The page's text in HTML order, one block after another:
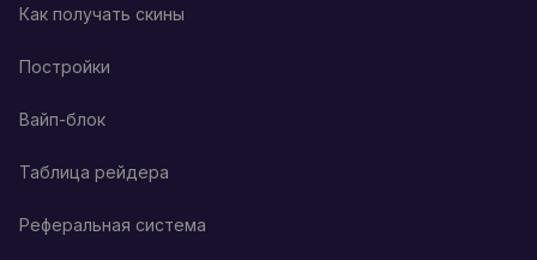
Как получать скины
Постройки
Вайп-блок
Таблица рейдера
Реферальная система